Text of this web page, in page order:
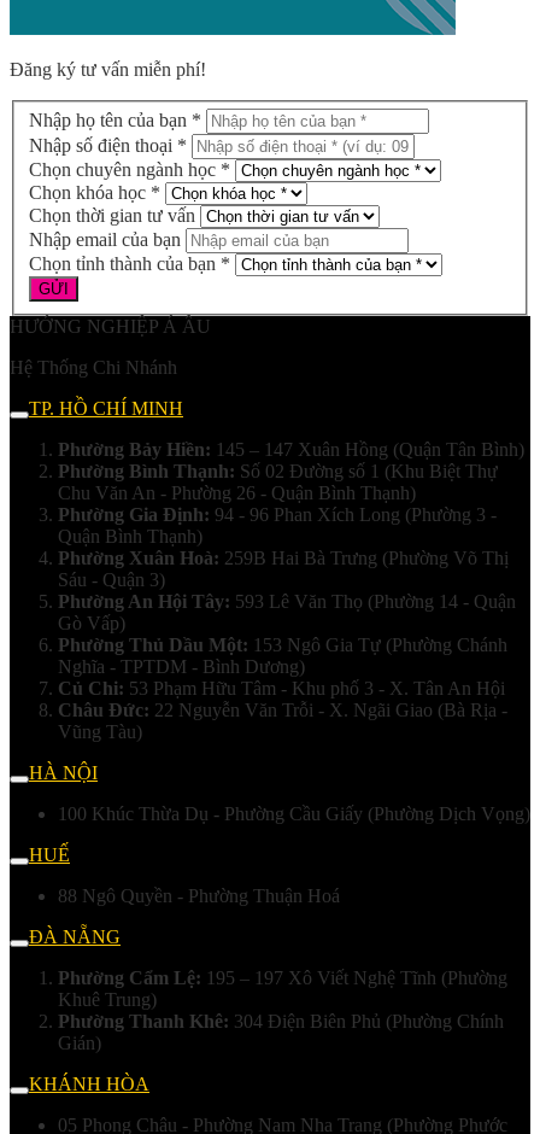
Đăng ký tư vấn miễn phí!
Nhập họ tên của bạn *
Nhập số điện thoại *
Chọn chuyên ngành học *
Chọn khóa học *
Chọn thời gian tư vấn
Nhập email của bạn
Chọn tỉnh thành của bạn *
HƯỚNG NGHIỆP Á ÂU
Hệ Thống Chi Nhánh
TP. HỒ CHÍ MINH
Phường Bảy Hiền: 145 – 147 Xuân Hồng (Quận Tân Bình)
Phường Bình Thạnh: Số 02 Đường số 1 (Khu Biệt Thự
Chu Văn An - Phường 26 - Quận Bình Thạnh)
Phường Gia Định: 94 - 96 Phan Xích Long (Phường 3 -
Quận Bình Thạnh)
Phường Xuân Hoà: 259B Hai Bà Trưng (Phường Võ Thị
Sáu - Quận 3)
Phường An Hội Tây: 593 Lê Văn Thọ (Phường 14 - Quận
Gò Vấp)
Phường Thủ Dầu Một: 153 Ngô Gia Tự (Phường Chánh
Nghĩa - TPTDM - Bình Dương)
Củ Chi: 53 Phạm Hữu Tâm - Khu phố 3 - X. Tân An Hội
Châu Đức: 22 Nguyễn Văn Trỗi - X. Ngãi Giao (Bà Rịa -
Vũng Tàu)
HÀ NỘI
100 Khúc Thừa Dụ - Phường Cầu Giấy (Phường Dịch Vọng)
HUẾ
88 Ngô Quyền - Phường Thuận Hoá
ĐÀ NẴNG
Phường Cẩm Lệ: 195 – 197 Xô Viết Nghệ Tĩnh (Phường
Khuê Trung)
Phường Thanh Khê: 304 Điện Biên Phủ (Phường Chính
Gián)
KHÁNH HÒA
05 Phong Châu - Phường Nam Nha Trang (Phường Phước